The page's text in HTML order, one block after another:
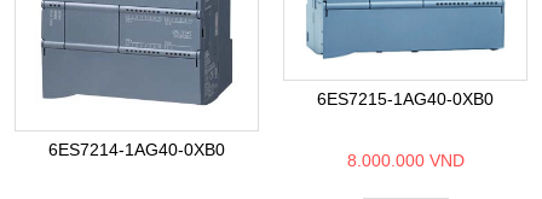
6ES7214-1AG40-0XB0
6ES7215-1AG40-0XB0
8.000.000 VND